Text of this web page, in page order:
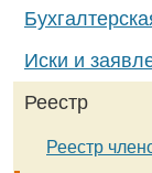
Иски и
Реестр
Реестр